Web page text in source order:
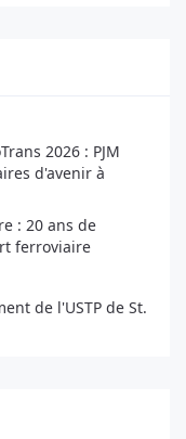
2026 : PJM
d'avenir à
: 20 ans de
ferroviaire
de l'USTP de St.